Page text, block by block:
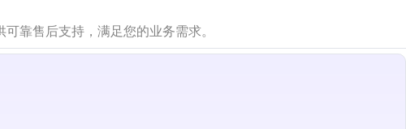
靠售后支持，满足您的业务需求。